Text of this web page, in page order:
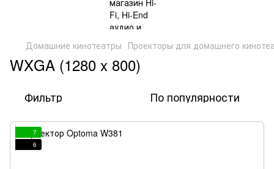
Домашние кинотеатры Проекторы для домашнего
WXGA (1280 x 800)
Фильтр По популярности
7
6